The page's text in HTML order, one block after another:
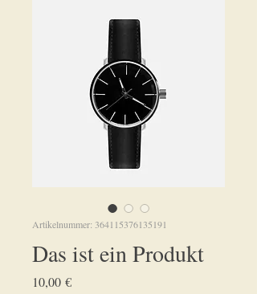
Artikelnummer: 364115376135191
Das ist ein Produkt
10,00 €Preis